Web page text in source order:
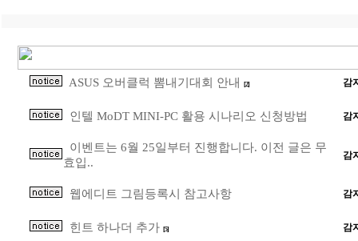
ASUS 오버클럭 뽐내기대회 안내 [2] 감
인텔 MoDT MINI-PC 활용 시나리오 신청방법 감
이벤트는 6월 25일부터 진행합니다. 이전 글은 무
효입..
감
웹에디트 그림등록시 참고사항 감
힌트 하나더 추가 [5] 감